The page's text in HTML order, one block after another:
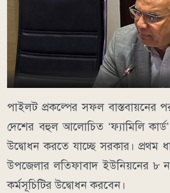
পাইলট প্রকল্পের সফল
দেশের বহুল আলোচিত ‘ফ্যামিলি
উদ্বোধন করতে যাচ্ছে সরকার। প্রথম
উপজেলার লতিফাবাদ ইউনিয়নের ৮
কর্মসূচিটির উদ্বোধন করবেন।